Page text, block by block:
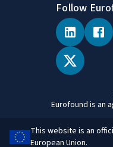
Follow
Eurofound is an
This website is an
European Union.